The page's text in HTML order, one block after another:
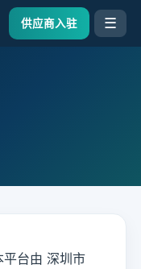
供应商入驻 ☰
台由 深圳市